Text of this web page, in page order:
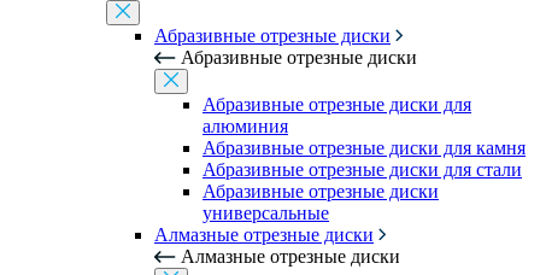
Абразивные отрезные диски
Абразивные отрезные диски
Абразивные отрезные диски для
алюминия
Абразивные отрезные диски для камня
Абразивные отрезные диски для стали
Абразивные отрезные диски
универсальные
Алмазные отрезные диски
Алмазные отрезные диски